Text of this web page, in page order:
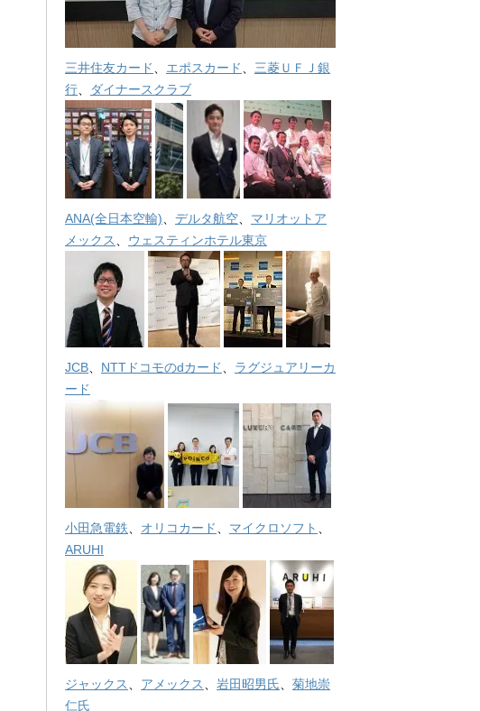
三井住友カード エポスカード
三菱ＵＦＪ銀
行
ダイナースクラブ
ANA(全日本空輸) デルタ航空
マリオットア
メックス
ウェスティンホテル東京
JCB NTTドコモのdカード
ラグジュアリーカ
ード
小田急電鉄 オリコカード マイクロソフト
ARUHI
ジャックス アメックス 岩田昭男氏
菊地崇
仁氏